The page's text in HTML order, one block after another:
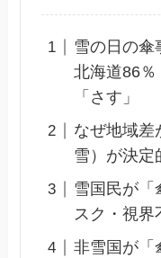
雪の日の傘
北海道86％
「さす」
なぜ地域差
雪）が決定
雪国民が「
スク・視界
非雪国が「